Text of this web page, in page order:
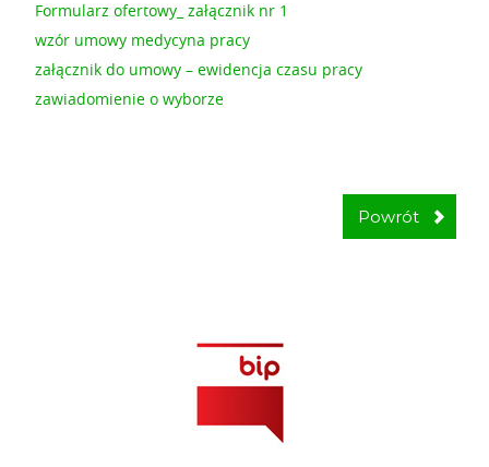
Formularz ofertowy_ załącznik nr 1
wzór umowy medycyna pracy
załącznik do umowy – ewidencja czasu pracy
zawiadomienie o wyborze
Powrót